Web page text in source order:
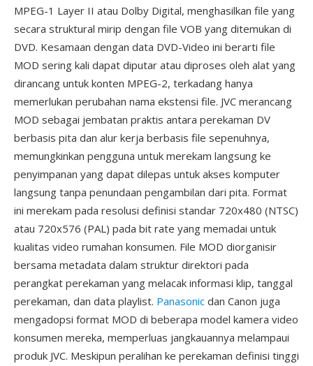
MPEG-1 Layer II atau Dolby Digital, menghasilkan file yang
secara struktural mirip dengan file VOB yang ditemukan di
DVD. Kesamaan dengan data DVD-Video ini berarti file
MOD sering kali dapat diputar atau diproses oleh alat yang
dirancang untuk konten MPEG-2, terkadang hanya
memerlukan perubahan nama ekstensi file. JVC merancang
MOD sebagai jembatan praktis antara perekaman DV
berbasis pita dan alur kerja berbasis file sepenuhnya,
memungkinkan pengguna untuk merekam langsung ke
penyimpanan yang dapat dilepas untuk akses komputer
langsung tanpa penundaan pengambilan dari pita. Format
ini merekam pada resolusi definisi standar 720x480 (NTSC)
atau 720x576 (PAL) pada bit rate yang memadai untuk
kualitas video rumahan konsumen. File MOD diorganisir
bersama metadata dalam struktur direktori pada
perangkat perekaman yang melacak informasi klip, tanggal
perekaman, dan data playlist. Panasonic dan Canon juga
mengadopsi format MOD di beberapa model kamera video
konsumen mereka, memperluas jangkauannya melampaui
produk JVC. Meskipun peralihan ke perekaman definisi tinggi